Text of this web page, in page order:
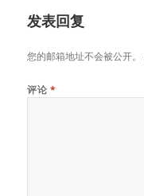
发表回复
您的邮箱地址不会被公开。
评论 *